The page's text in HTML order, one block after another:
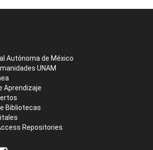
Autónoma de México
UNAM
Aprendizaje
Bibliotecas
Repositories